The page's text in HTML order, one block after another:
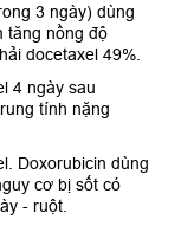
3 ngày) dùng
tăng nồng độ
docetaxel 49%.
4 ngày sau
tính nặng
Doxorubicin dùng
cơ bị sốt có
- ruột.